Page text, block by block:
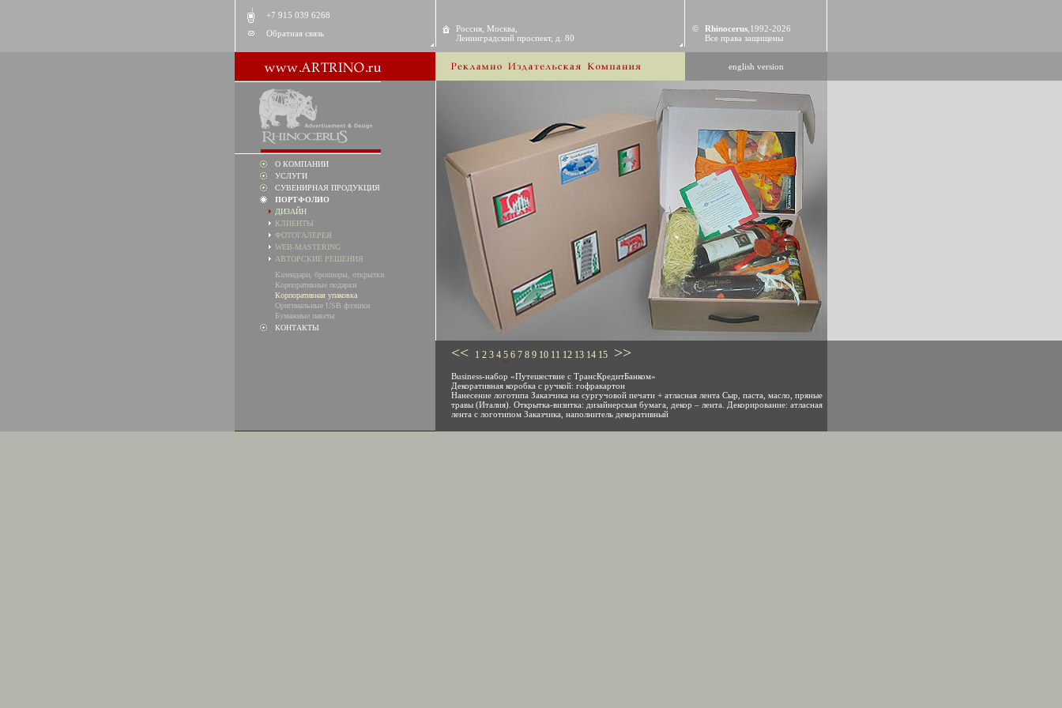
+7 915 039 6268
Обратная связь
Россия, Москва,
Ленинградский проспект, д. 80
© Rhinocerus ,1992-2026
Все права защищены
english version
О КОМПАНИИ
УСЛУГИ
СУВЕНИРНАЯ ПРОДУКЦИЯ
ПОРТФОЛИО
ДИЗАЙН
КЛИЕНТЫ
ФОТОГАЛЕРЕЯ
WEB-MASTERING
АВТОРСКИЕ РЕШЕНИЯ
Календари, брошюры, открытки
Корпоративные подарки
Корпоративная упаковка
Оригинальные USB флэшки
Бумажные пакеты
КОНТАКТЫ
<< 1 2 3 4 5 6 7 8 9 10 11 12 13 14 15 >>
Business-набор «Путешествие с ТрансКредитБанком»
Декоративная коробка с ручкой: гофракартон
Нанесение логотипа Заказчика на сургучовой печати + атласная лента Сыр, паста, масло, пряные
травы (Италия). Открытка-визитка: дизайнерская бумага, декор – лента. Декорирование: атласная
лента с логотипом Заказчика, наполнитель декоративный